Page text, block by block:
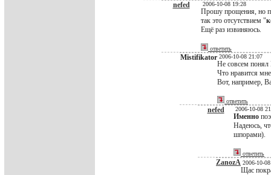
nefed 2006-10-08 19:28
Прошу прощения, но
так это отсутствием "
Ещё раз извиняюсь.
ответить
Mistifikator 2006-10-08 21:07
Не совсем понял
Что нравится
Вот, например,
ответить
nefed 2006-10-08
Именно
Надеюсь,
шпорами).
ответить
ZanozA 2006-10-
Щас